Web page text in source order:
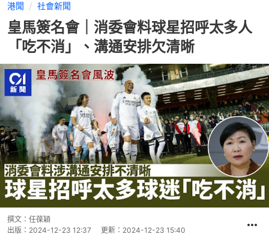
港聞 社會新聞
皇馬簽名會｜消委會料球星招呼太多人
「吃不消」、溝通安排欠清晰
撰文： 任葆穎
出版： 2024-12-23 12:37 更新： 2024-12-23 15:40